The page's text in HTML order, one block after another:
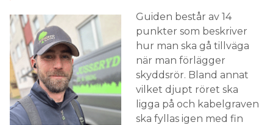
Guiden består av 14
punkter som beskriver
hur man ska gå tillväga
när man förlägger
skyddsrör. Bland annat
vilket djupt röret ska
ligga på och kabelgraven
ska fyllas igen med fin